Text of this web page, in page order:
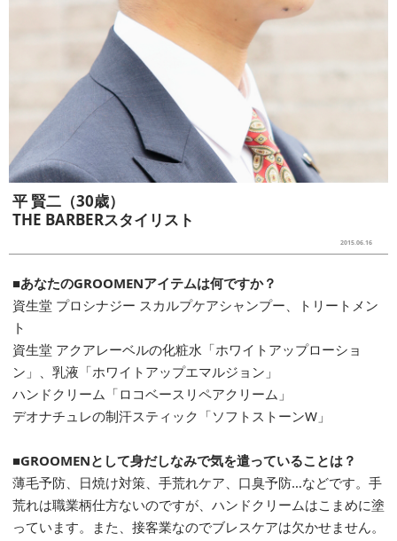
平 賢二（30歳）
THE BARBERスタイリスト
2015.06.16
■あなたのGROOMENアイテムは何ですか？
資生堂 プロシナジー スカルプケアシャンプー、トリートメン
ト
資生堂 アクアレーベルの化粧水「ホワイトアップローショ
ン」、乳液「ホワイトアップエマルジョン」
ハンドクリーム「ロコベースリペアクリーム」
デオナチュレの制汗スティック「ソフトストーンW」
■GROOMENとして身だしなみで気を遣っていることは？
薄毛予防、日焼け対策、手荒れケア、口臭予防…などです。手
荒れは職業柄仕方ないのですが、ハンドクリームはこまめに塗
っています。また、接客業なのでブレスケアは欠かせません。